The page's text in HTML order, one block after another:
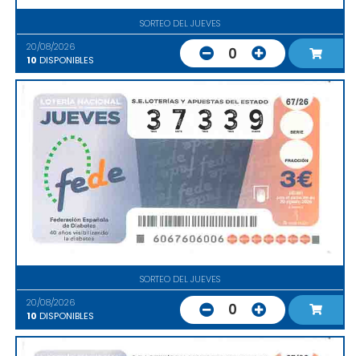
SORTEO DEL JUEVES
20/08/2026
10 DISPONIBLES 0
SORTEO DEL JUEVES
20/08/2026
10 DISPONIBLES 0